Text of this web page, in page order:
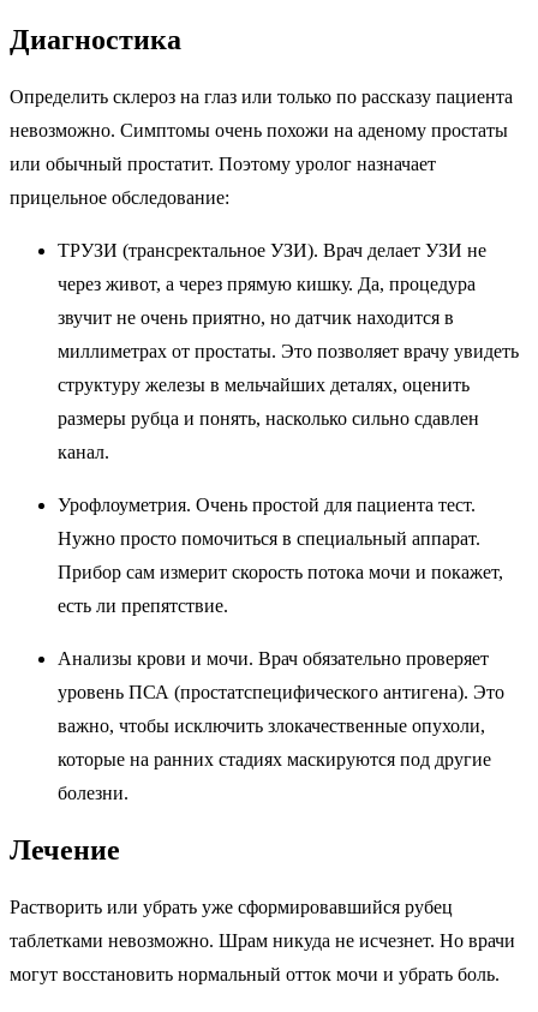
Диагностика
Определить склероз на глаз или только по рассказу пациента
невозможно. Симптомы очень похожи на аденому простаты
или обычный простатит. Поэтому уролог назначает
прицельное обследование:
ТРУЗИ (трансректальное УЗИ). Врач делает УЗИ не
через живот, а через прямую кишку. Да, процедура
звучит не очень приятно, но датчик находится в
миллиметрах от простаты. Это позволяет врачу увидеть
структуру железы в мельчайших деталях, оценить
размеры рубца и понять, насколько сильно сдавлен
канал.
Урофлоуметрия. Очень простой для пациента тест.
Нужно просто помочиться в специальный аппарат.
Прибор сам измерит скорость потока мочи и покажет,
есть ли препятствие.
Анализы крови и мочи. Врач обязательно проверяет
уровень ПСА (простатспецифического антигена). Это
важно, чтобы исключить злокачественные опухоли,
которые на ранних стадиях маскируются под другие
болезни.
Лечение
Растворить или убрать уже сформировавшийся рубец
таблетками невозможно. Шрам никуда не исчезнет. Но врачи
могут восстановить нормальный отток мочи и убрать боль.